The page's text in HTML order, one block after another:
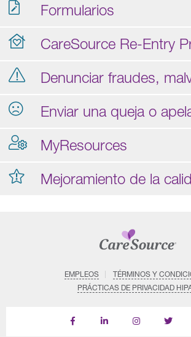
Formularios
Enviar una queja o
MyResources
Mejoramiento de la
EMPLEOS
TÉRMINOS Y
PRÁCTICAS DE PRIVACIDAD
Find
Follow
Follow
Follow